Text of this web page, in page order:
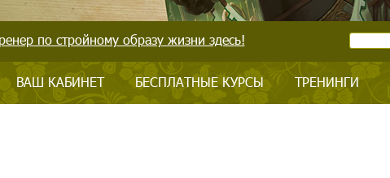
по стройному образу жизни здесь!
ВАШ КАБИНЕТ БЕСПЛАТНЫЕ КУРСЫ ТРЕНИНГИ